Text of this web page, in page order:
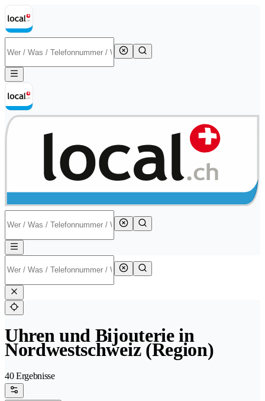
Uhren und Bijouterie in
Nordwestschweiz (Region)
40 Ergebnisse